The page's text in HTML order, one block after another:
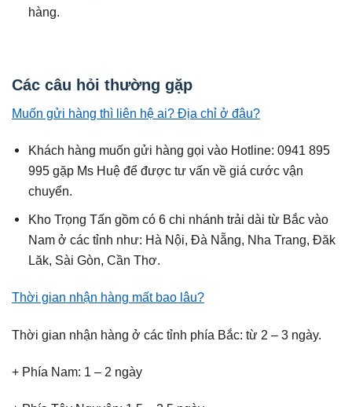
hàng.
Các câu hỏi thường gặp
Muốn gửi hàng thì liên hệ ai? Địa chỉ ở đâu?
Khách hàng muốn gửi hàng gọi vào Hotline: 0941 895
995 gặp Ms Huệ để được tư vấn về giá cước vận
chuyển.
Kho Trọng Tấn gồm có 6 chi nhánh trải dài từ Bắc vào
Nam ở các tỉnh như: Hà Nội, Đà Nẵng, Nha Trang, Đăk
Lăk, Sài Gòn, Cần Thơ.
Thời gian nhận hàng mất bao lâu?
Thời gian nhận hàng ở các tỉnh phía Bắc: từ 2 – 3 ngày.
+ Phía Nam: 1 – 2 ngày